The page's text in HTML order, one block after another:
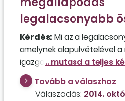
legalacsonyabb
Kérdés: Mi az a
amelynek alapulvételével
igazgatóságon a
tud kötni az a
nincs munkahelye?
Tovább a válaszhoz
Válaszadás: 2014.